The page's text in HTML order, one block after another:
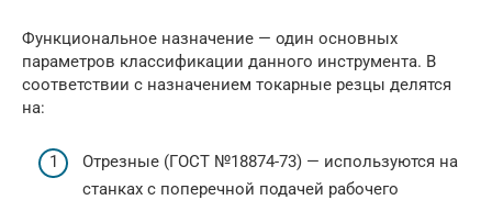
Функциональное назначение — один основных
параметров классификации данного инструмента. В
соответствии с назначением токарные резцы делятся
на:
Отрезные (ГОСТ №18874-73) — используются на
станках с поперечной подачей рабочего